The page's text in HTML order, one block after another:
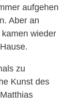
aufgehen
Aber an
wieder
zu
Kunst des